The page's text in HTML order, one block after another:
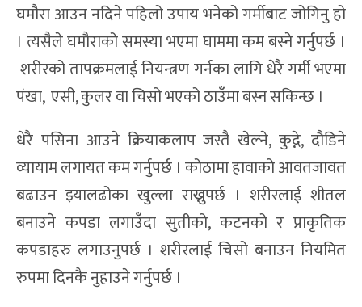
घमौरा आउन नदिने पहिलो उपाय भनेको गर्मीबाट जोगिनु हो
। त्यसैले घमौराको समस्या भएमा घाममा कम बस्ने गर्नुपर्छ ।
शरीरको तापक्रमलाई नियन्त्रण गर्नका लागि धेरै गर्मी भएमा
पंखा, एसी, कुलर वा चिसो भएको ठाउँमा बस्न सकिन्छ ।
धेरै पसिना आउने क्रियाकलाप जस्तै खेल्ने, कुद्ने, दौडिने
व्यायाम लगायत कम गर्नुपर्छ । कोठामा हावाको आवतजावत
बढाउन झ्यालढोका खुल्ला राख्नुपर्छ । शरीरलाई शीतल
बनाउने कपडा लगाउँदा सुतीको, कटनको र प्राकृतिक
कपडाहरु लगाउनुपर्छ । शरीरलाई चिसो बनाउन नियमित
रुपमा दिनकै नुहाउने गर्नुपर्छ ।